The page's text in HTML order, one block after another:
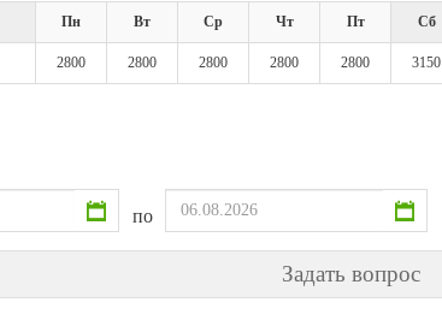
Пн Вт Ср Чт Пт Сб
2800 2800 2800 2800 2800 3150
по
Задать вопрос